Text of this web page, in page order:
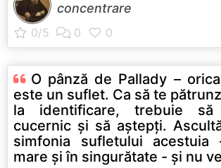
concentrare
O pânză de Pallady –
este un suflet. Ca să te
la identificare, trebuie
cucernic şi să aştepţi.
simfonia sufletului
mare şi în singurătate - şi nu